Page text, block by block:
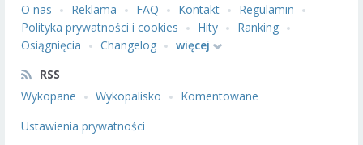
O nas
Reklama FAQ Kontakt
Regulamin
Polityka prywatności i cookies
Hity
Ranking
Osiągnięcia
Changelog
więcej
RSS
Wykopane
Wykopalisko
Komentowane
Ustawienia prywatności